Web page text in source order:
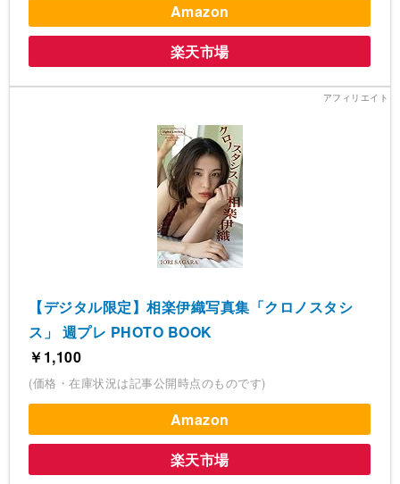
Amazon
楽天市場
【デジタル限定】相楽伊織写真集「クロノスタシ
ス」 週プレ PHOTO BOOK
￥1,100
(価格・在庫状況は記事公開時点のものです)
Amazon
楽天市場